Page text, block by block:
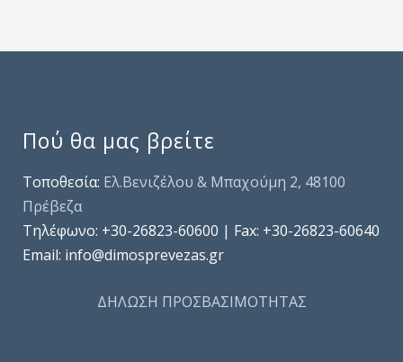
Πού θα μας βρείτε
Τοποθεσία: Ελ.Βενιζέλου & Μπαχούμη 2, 48100
Πρέβεζα
Τηλέφωνo: +30-26823-60600 | Fax: +30-26823-60640
Email: info@dimosprevezas.gr
ΔΗΛΩΣΗ ΠΡΟΣΒΑΣΙΜΟΤΗΤΑΣ